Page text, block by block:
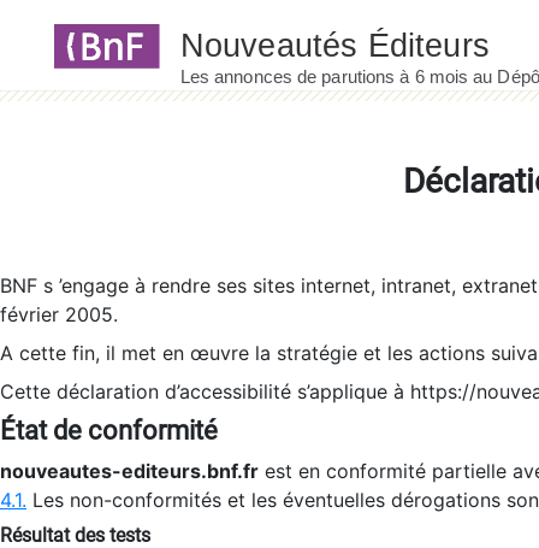
BNF s ’engage à rendre ses sites internet, intranet,
février 2005.
A cette fin, il met en œuvre la stratégie et les actions
Cette déclaration d’accessibilité s’applique à https://
État de conformité
nouveautes-editeurs.bnf.fr est en conformité partielle
4.1. Les non-conformités et les éventuelles dérogations
Résultat des tests